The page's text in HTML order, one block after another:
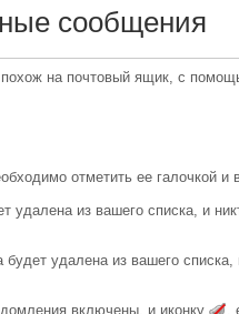
сообщения
на почтовый ящик, с
отметить ее
удалена из вашего списка, и
удалена из вашего
включены, и иконку ,